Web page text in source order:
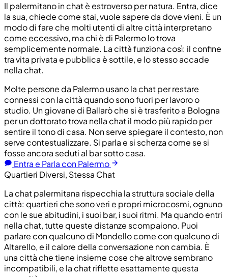
Il palermitano in chat è estroverso per natura. Entra, dice
la sua, chiede come stai, vuole sapere da dove vieni. È un
modo di fare che molti utenti di altre città interpretano
come eccessivo, ma chi è di Palermo lo trova
semplicemente normale. La città funziona così: il confine
tra vita privata e pubblica è sottile, e lo stesso accade
nella chat.
Molte persone da Palermo usano la chat per restare
connessi con la città quando sono fuori per lavoro o
studio. Un giovane di Ballarò che si è trasferito a Bologna
per un dottorato trova nella chat il modo più rapido per
sentire il tono di casa. Non serve spiegare il contesto, non
serve contestualizzare. Si parla e si scherza come se si
fosse ancora seduti al bar sotto casa.
Entra e Parla con Palermo
Quartieri Diversi, Stessa Chat
La chat palermitana rispecchia la struttura sociale della
città: quartieri che sono veri e propri microcosmi, ognuno
con le sue abitudini, i suoi bar, i suoi ritmi. Ma quando entri
nella chat, tutte queste distanze scompaiono. Puoi
parlare con qualcuno di Mondello come con qualcuno di
Altarello, e il calore della conversazione non cambia. È
una città che tiene insieme cose che altrove sembrano
incompatibili, e la chat riflette esattamente questa